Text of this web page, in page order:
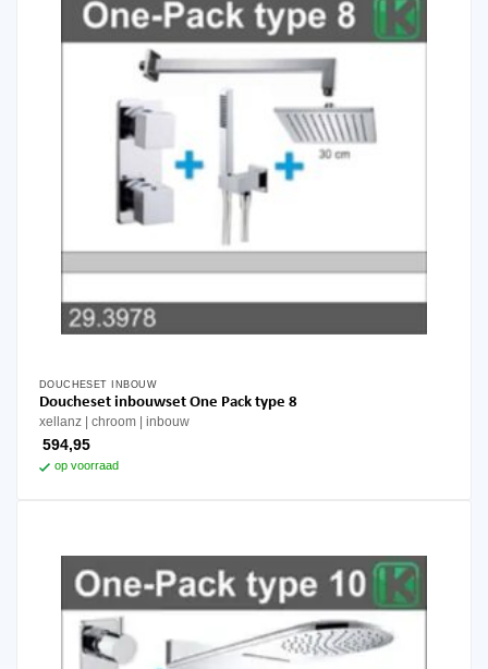
DOUCHESET INBOUW
Doucheset inbouwset One Pack type 8
xellanz chroom inbouw
594,95
op voorraad